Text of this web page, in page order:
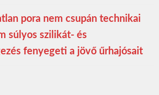
pora nem csupán technikai
súlyos szilikát- és
fenyegeti a jövő űrhajósait